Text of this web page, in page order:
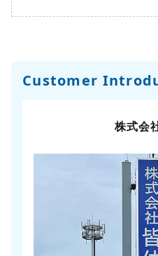
Customer
株式会